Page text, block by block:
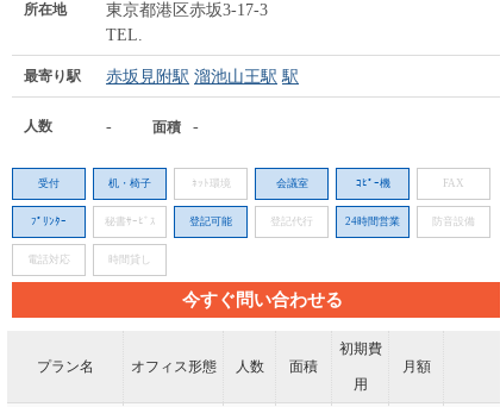
所在地
東京都港区赤坂3-17-3
TEL.
最寄り駅 赤坂見附駅 溜池山王駅 駅
人数 - 面積 -
受付 机・椅子 ﾈｯﾄ環境 会議室 ｺﾋﾟｰ機 FAX
ﾌﾟﾘﾝﾀｰ 秘書ｻｰﾋﾞｽ 登記可能 登記代行 24時間営業 防音設備
電話対応 時間貸し
今すぐ問い合わせる
プラン名 オフィス形態 人数 面積
初期費
用
月額